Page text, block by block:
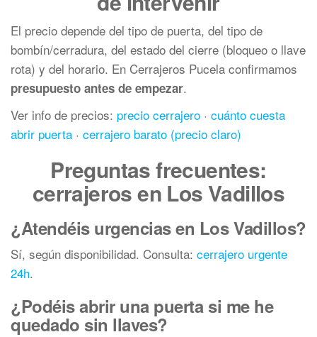
El precio depende del tipo de puerta, del tipo de
bombín/cerradura, del estado del cierre (bloqueo o llave
rota) y del horario. En Cerrajeros Pucela confirmamos
presupuesto antes de empezar.
Ver info de precios: precio cerrajero · cuánto cuesta
abrir puerta · cerrajero barato (precio claro)
Preguntas frecuentes:
cerrajeros en Los Vadillos
¿Atendéis urgencias en Los Vadillos?
Sí, según disponibilidad. Consulta: cerrajero urgente
24h.
¿Podéis abrir una puerta si me he
quedado sin llaves?